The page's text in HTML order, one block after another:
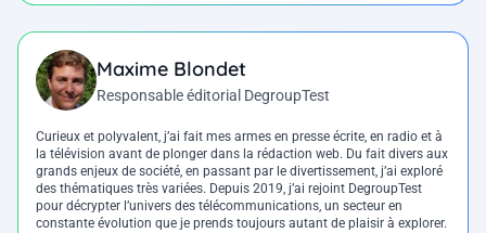
Maxime Blondet
Responsable éditorial DegroupTest
Curieux et polyvalent, j’ai fait mes armes en presse écrite, en radio et à
la télévision avant de plonger dans la rédaction web. Du fait divers aux
grands enjeux de société, en passant par le divertissement, j’ai exploré
des thématiques très variées. Depuis 2019, j’ai rejoint DegroupTest
pour décrypter l’univers des télécommunications, un secteur en
constante évolution que je prends toujours autant de plaisir à explorer.